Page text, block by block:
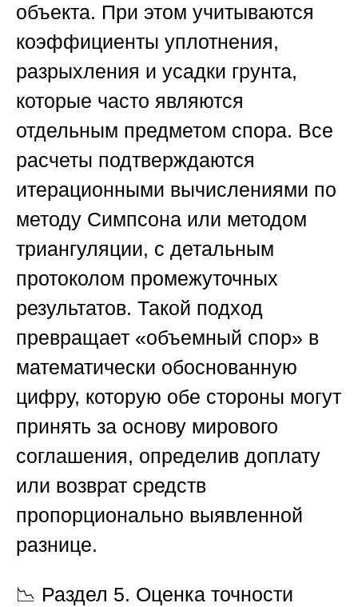
объекта. При этом учитываются
коэффициенты уплотнения,
разрыхления и усадки грунта,
которые часто являются
отдельным предметом спора. Все
расчеты подтверждаются
итерационными вычислениями по
методу Симпсона или методом
триангуляции, с детальным
протоколом промежуточных
результатов. Такой подход
превращает «объемный спор» в
математически обоснованную
цифру, которую обе стороны могут
принять за основу мирового
соглашения, определив доплату
или возврат средств
пропорционально выявленной
разнице.
📉 Раздел 5. Оценка точности